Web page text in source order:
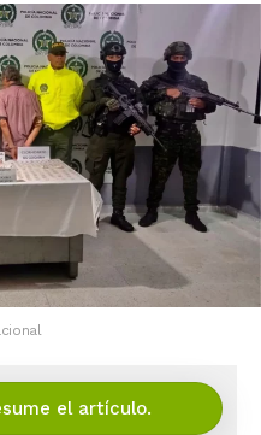
el artículo.